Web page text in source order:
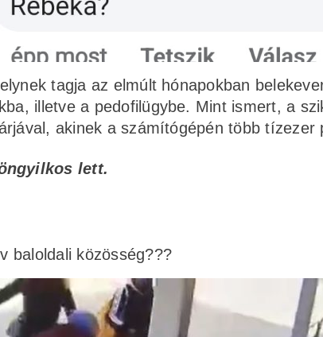
tagja az elmúlt hónapokban
illetve a pedofilügybe. Mint ismert, a
akinek a számítógépén több tízezer
lett.
baloldali közösség???